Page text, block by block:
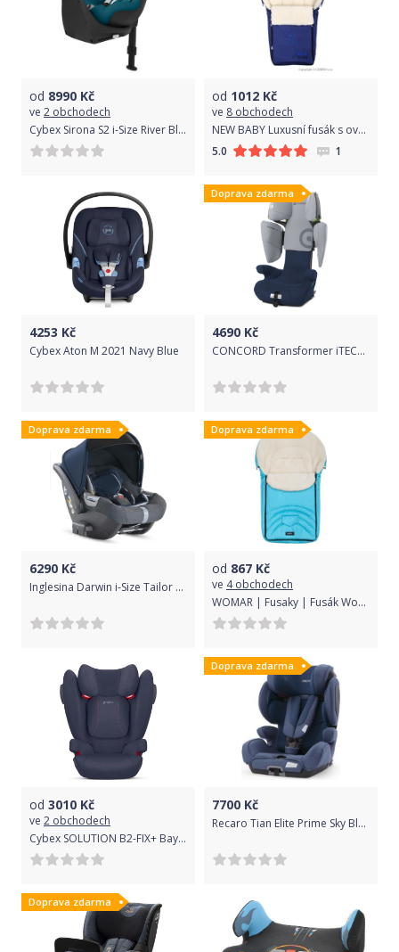
od 8990 Kč
ve 2 obchodech
Cybex Sirona S2 i-Size River Blue 2021
od 1012 Kč
ve 8 obchodech
NEW BABY Luxusní fusák s ovčím rounem New Baby tmavě modrý
5.0
1
4253 Kč
Cybex Aton M 2021 Navy Blue
Doprava zdarma
4690 Kč
CONCORD Transformer iTECH i-Size 2021 Whale Blue
Doprava zdarma
6290 Kč
Inglesina Darwin i-Size Tailor Denim 2020
Doprava zdarma
od 867 Kč
ve 4 obchodech
WOMAR | Fusaky | Fusák Womar s ovčím rounem tyrkysový | Modrá |
od 3010 Kč
ve 2 obchodech
Cybex SOLUTION B2-FIX+ Bay Blue 2021
Doprava zdarma
7700 Kč
Recaro Tian Elite Prime Sky Blue 2021
Doprava zdarma